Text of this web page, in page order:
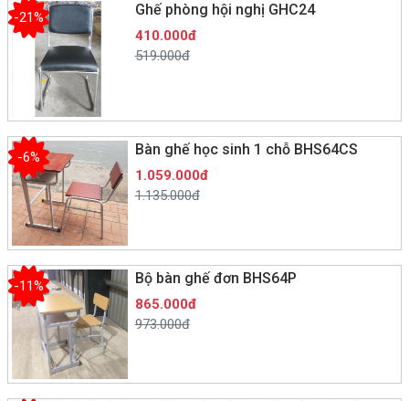
Ghế phòng hội nghị GHC24
-21%
410.000đ
519.000đ
Bàn ghế học sinh 1 chỗ BHS64CS
-6%
1.059.000đ
1.135.000đ
Bộ bàn ghế đơn BHS64P
-11%
865.000đ
973.000đ